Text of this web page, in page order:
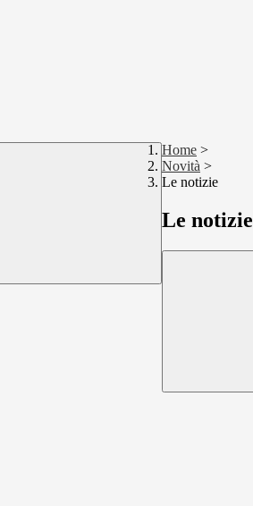
Home >
Novità >
Le notizie
Le notizie